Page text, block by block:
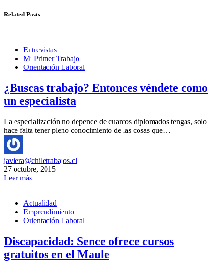
Related Posts
Entrevistas
Mi Primer Trabajo
Orientación Laboral
¿Buscas trabajo? Entonces véndete como
un especialista
La especialización no depende de cuantos diplomados tengas, solo
hace falta tener pleno conocimiento de las cosas que…
javiera@chiletrabajos.cl
27 octubre, 2015
Leer más
Actualidad
Emprendimiento
Orientación Laboral
Discapacidad: Sence ofrece cursos
gratuitos en el Maule